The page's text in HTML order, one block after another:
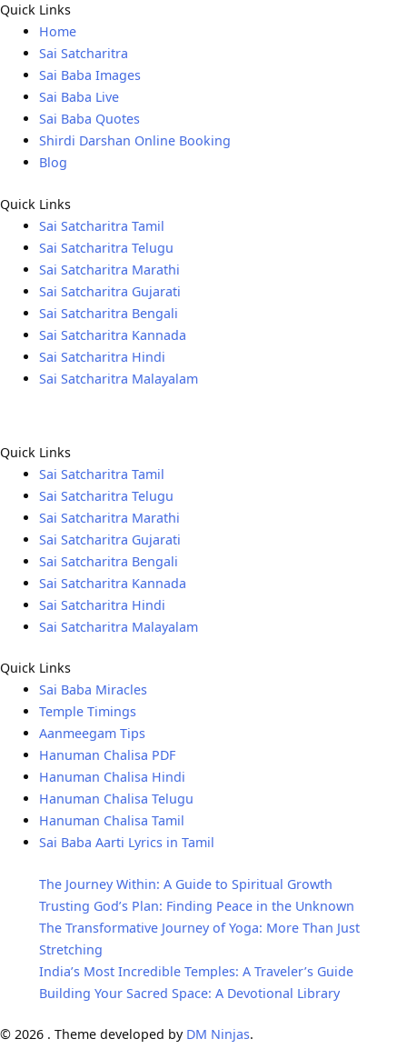
Quick Links
Home
Sai Satcharitra
Sai Baba Images
Sai Baba Live
Sai Baba Quotes
Shirdi Darshan Online Booking
Blog
Quick Links
Sai Satcharitra Tamil
Sai Satcharitra Telugu
Sai Satcharitra Marathi
Sai Satcharitra Gujarati
Sai Satcharitra Bengali
Sai Satcharitra Kannada
Sai Satcharitra Hindi
Sai Satcharitra Malayalam
Quick Links
Sai Satcharitra Tamil
Sai Satcharitra Telugu
Sai Satcharitra Marathi
Sai Satcharitra Gujarati
Sai Satcharitra Bengali
Sai Satcharitra Kannada
Sai Satcharitra Hindi
Sai Satcharitra Malayalam
Quick Links
Sai Baba Miracles
Temple Timings
Aanmeegam Tips
Hanuman Chalisa PDF
Hanuman Chalisa Hindi
Hanuman Chalisa Telugu
Hanuman Chalisa Tamil
Sai Baba Aarti Lyrics in Tamil
The Journey Within: A Guide to Spiritual Growth
Trusting God’s Plan: Finding Peace in the Unknown
The Transformative Journey of Yoga: More Than Just
Stretching
India’s Most Incredible Temples: A Traveler’s Guide
Building Your Sacred Space: A Devotional Library
© 2026 . Theme developed by DM Ninjas.